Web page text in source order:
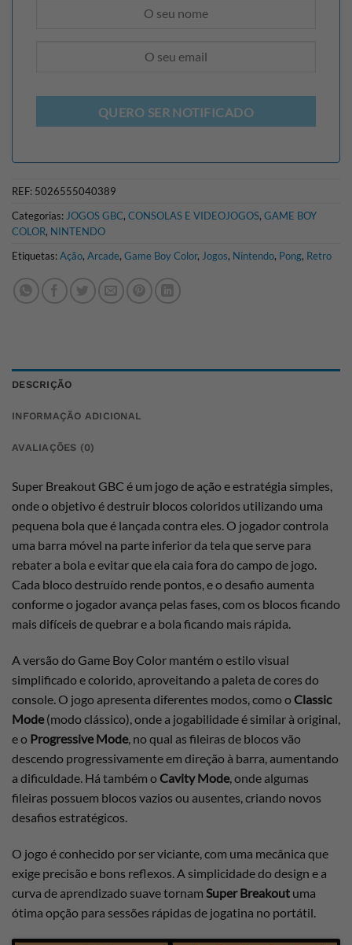
QUERO SER NOTIFICADO
REF: 5026555040389
Categorias:JOGOS GBC, CONSOLAS E VIDEOJOGOS, GAME BOY
COLOR, NINTENDO
Etiquetas:Ação, Arcade, Game Boy Color, Jogos, Nintendo, Pong, Retro
DESCRIÇÃO
INFORMAÇÃO ADICIONAL
AVALIAÇÕES (0)
Super Breakout GBC é um jogo de ação e estratégia simples,
onde o objetivo é destruir blocos coloridos utilizando uma
pequena bola que é lançada contra eles. O jogador controla
uma barra móvel na parte inferior da tela que serve para
rebater a bola e evitar que ela caia fora do campo de jogo.
Cada bloco destruído rende pontos, e o desafio aumenta
conforme o jogador avança pelas fases, com os blocos ficando
mais difíceis de quebrar e a bola ficando mais rápida.
A versão do Game Boy Color mantém o estilo visual
simplificado e colorido, aproveitando a paleta de cores do
console. O jogo apresenta diferentes modos, como oClassic
Mode(modo clássico), onde a jogabilidade é similar à original,
e o Progressive Mode, no qual as fileiras de blocos vão
descendo progressivamente em direção à barra, aumentando
a dificuldade. Há também oCavity Mode, onde algumas
fileiras possuem blocos vazios ou ausentes, criando novos
desafios estratégicos.
O jogo é conhecido por ser viciante, com uma mecânica que
exige precisão e bons reflexos. A simplicidade do design e a
curva de aprendizado suave tornam Super Breakout uma
ótima opção para sessões rápidas de jogatina no portátil.